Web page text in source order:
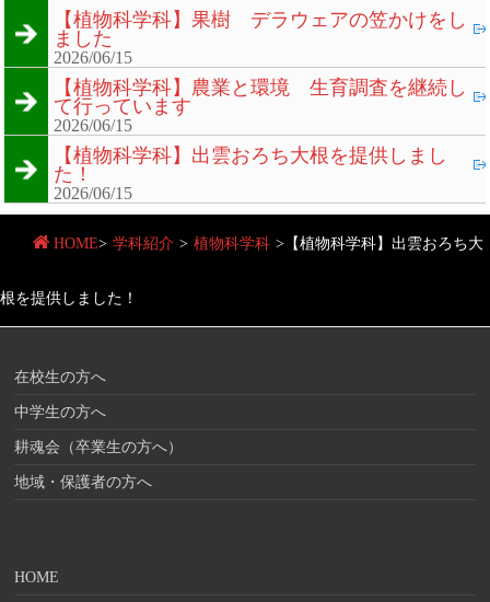
【植物科学科】果樹 デラウェアの笠かけをし
ました
2026/06/15
【植物科学科】農業と環境 生育調査を継続し
て行っています
2026/06/15
【植物科学科】出雲おろち大根を提供しまし
た！
2026/06/15
HOME> 学科紹介 > 植物科学科 > 【植物科学科】出雲おろち大
根を提供しました！
在校生の方へ
中学生の方へ
耕魂会（卒業生の方へ）
地域・保護者の方へ
HOME